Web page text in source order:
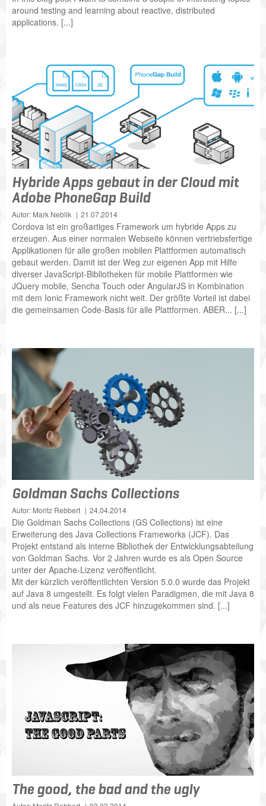
around testing and learning about reactive, distributed
applications. [...]
Hybride Apps gebaut in der Cloud mit
Adobe PhoneGap Build
Autor: Mark Neblik 21.07.2014
Cordova ist ein großartiges Framework um hybride Apps zu
erzeugen. Aus einer normalen Webseite können vertriebsfertige
Applikationen für alle großen mobilen Plattformen automatisch
gebaut werden. Damit ist der Weg zur eigenen App mit Hilfe
diverser JavaScript-Bibliotheken für mobile Plattformen wie
JQuery mobile, Sencha Touch oder AngularJS in Kombination
mit dem Ionic Framework nicht weit. Der größte Vorteil ist dabei
die gemeinsamen Code-Basis für alle Plattformen. ABER... [...]
Goldman Sachs Collections
Autor: Moritz Rebbert 24.04.2014
Die Goldman Sachs Collections (GS Collections) ist eine
Erweiterung des Java Collections Frameworks (JCF). Das
Projekt entstand als interne Bibliothek der Entwicklungsabteilung
von Goldman Sachs. Vor 2 Jahren wurde es als Open Source
unter der Apache-Lizenz veröffentlicht.
Mit der kürzlich veröffentlichten Version 5.0.0 wurde das Projekt
auf Java 8 umgestellt. Es folgt vielen Paradigmen, die mit Java 8
und als neue Features des JCF hinzugekommen sind. [...]
The good, the bad and the ugly